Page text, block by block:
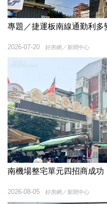
專題／捷運板南線通勤利
好房網／新聞中心
2026-07-20
南機場整宅單元四招商成
好房網／新聞中心
2026-08-05